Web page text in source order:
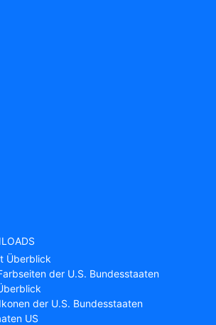
Überblick
der U.S. Bundesstaaten
der U.S. Bundesstaaten
US